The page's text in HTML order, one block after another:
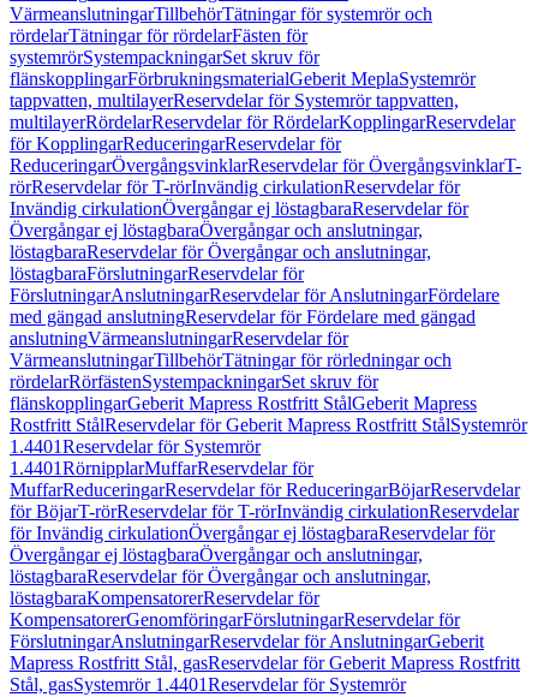
VärmeanslutningarTillbehörTätningar för systemrör och
rördelarTätningar för rördelarFästen för
systemrörSystempackningarSet skruv för
flänskopplingarFörbrukningsmaterialGeberit MeplaSystemrör
tappvatten, multilayerReservdelar för Systemrör tappvatten,
multilayerRördelarReservdelar för RördelarKopplingarReservdelar
för KopplingarReduceringarReservdelar för
ReduceringarÖvergångsvinklarReservdelar för ÖvergångsvinklarT-
rörReservdelar för T-rörInvändig cirkulationReservdelar för
Invändig cirkulationÖvergångar ej löstagbaraReservdelar för
Övergångar ej löstagbaraÖvergångar och anslutningar,
löstagbaraReservdelar för Övergångar och anslutningar,
löstagbaraFörslutningarReservdelar för
FörslutningarAnslutningarReservdelar för AnslutningarFördelare
med gängad anslutningReservdelar för Fördelare med gängad
anslutningVärmeanslutningarReservdelar för
VärmeanslutningarTillbehörTätningar för rörledningar och
rördelarRörfästenSystempackningarSet skruv för
flänskopplingarGeberit Mapress Rostfritt StålGeberit Mapress
Rostfritt StålReservdelar för Geberit Mapress Rostfritt StålSystemrör
1.4401Reservdelar för Systemrör
1.4401RörnipplarMuffarReservdelar för
MuffarReduceringarReservdelar för ReduceringarBöjarReservdelar
för BöjarT-rörReservdelar för T-rörInvändig cirkulationReservdelar
för Invändig cirkulationÖvergångar ej löstagbaraReservdelar för
Övergångar ej löstagbaraÖvergångar och anslutningar,
löstagbaraReservdelar för Övergångar och anslutningar,
löstagbaraKompensatorerReservdelar för
KompensatorerGenomföringarFörslutningarReservdelar för
FörslutningarAnslutningarReservdelar för AnslutningarGeberit
Mapress Rostfritt Stål, gasReservdelar för Geberit Mapress Rostfritt
Stål, gasSystemrör 1.4401Reservdelar för Systemrör